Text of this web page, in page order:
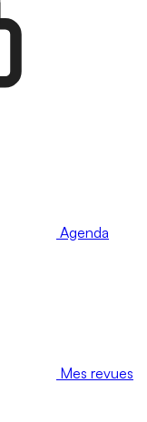
Agenda
Mes revues